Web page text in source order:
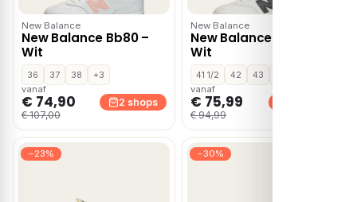
New Balance
New Balance Bb80 –
Wit
36 37 38
+3
vanaf
€ 74,90
€ 107,00
2 shops
New Balance
New Balance Bb80 –
Wit
41 1/2 42 43
vanaf
€ 75,99
€ 94,99
−23% −30%